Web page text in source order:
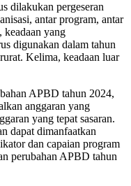
dilakukan pergeseran
antar program, antar
keadaan yang
digunakan dalam tahun
Kelima, keadaan luar
APBD tahun 2024,
anggaran yang
yang tepat sasaran.
dapat dimanfaatkan
dan capaian program
perubahan APBD tahun